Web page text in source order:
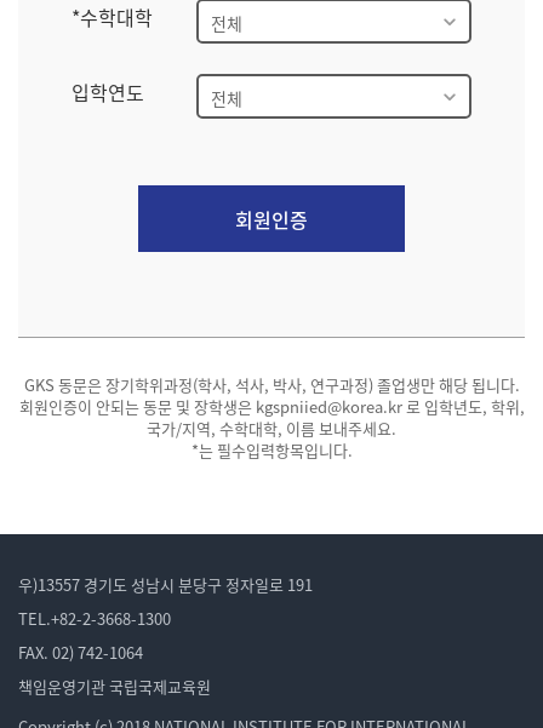
*수학대학
입학연도
회원인증
GKS 동문은 장기학위과정(학사, 석사, 박사, 연구과정) 졸업생만 해당 됩니다.
회원인증이 안되는 동문 및 장학생은 kgspniied@korea.kr 로 입학년도, 학위,
국가/지역, 수학대학, 이름 보내주세요.
*는 필수입력항목입니다.
우)13557 경기도 성남시 분당구 정자일로 191
TEL.+82-2-3668-1300
FAX. 02) 742-1064
책임운영기관 국립국제교육원